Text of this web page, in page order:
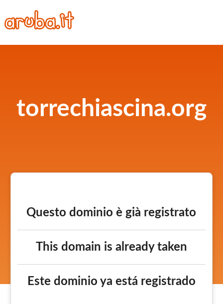
torrechiascina.org
Questo dominio è già registrato
This domain is already taken
Este dominio ya está registrado